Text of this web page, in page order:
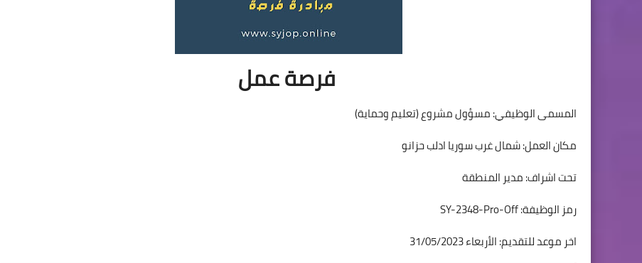
فرصة عمل
المسمى الوظيفي: مسؤول مشروع (تعليم وحماية)
مكان العمل: شمال غرب سوريا ادلب حزانو
تحت اشراف: مدير المنطقة
رمز الوظيفة: SY-2348-Pro-Off
اخر موعد للتقديم: الأربعاء 31/05/2023